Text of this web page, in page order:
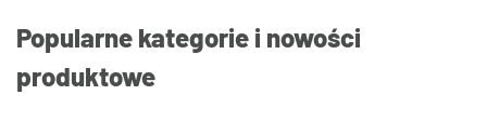
Popularne kategorie i nowości
produktowe